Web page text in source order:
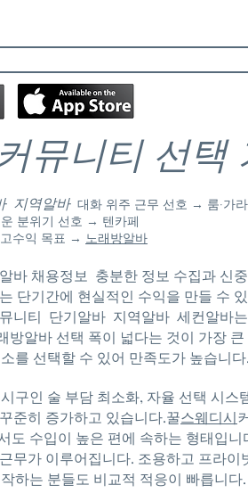
뮤니티 선택
지역알바 대화 위주 근무 선호 → 룸·가
분위기 선호 → 텐카페
수익 목표 → 노래방알바
바 채용정보 충분한 정보 수집과 신
단기간에 현실적인 수익을 만들 수
니티 단기알바 지역알바 세컨알바
방알바 선택 폭이 넓다는 것이 가장
를 선택할 수 있어 만족도가 높습니다.
구인 술 부담 최소화, 자율 선택 시스
준히 증가하고 있습니다.꿀스웨디시
도 수입이 높은 편에 속하는 형태입니
무가 이루어집니다. 조용하고 프라이
하는 분들도 비교적 적응이 빠릅니다.